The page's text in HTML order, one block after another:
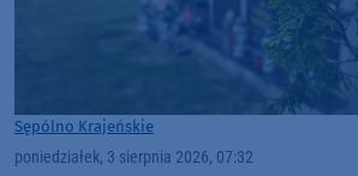
Sępólno Krajeńskie
poniedziałek, 3 sierpnia 2026, 07:32